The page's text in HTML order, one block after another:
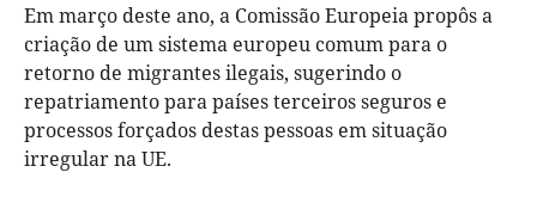
Em março deste ano, a Comissão Europeia propôs a
criação de um sistema europeu comum para o
retorno de migrantes ilegais, sugerindo o
repatriamento para países terceiros seguros e
processos forçados destas pessoas em situação
irregular na UE.